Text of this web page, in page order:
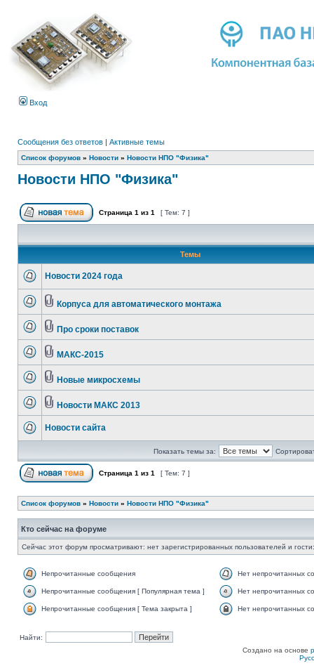
Вход
Сообщения без ответов | Активные темы
Список форумов » Новости » Новости НПО "Физика"
Новости НПО "Физика"
Страница 1 из 1 [ Тем: 7 ]
Темы
Новости 2024 года
Корпуса для автоматического монтажа
Про сроки поставок
МАКС-2015
Новые микросхемы
Новости МАКС 2013
Новости сайта
Показать темы за:
Страница 1 из 1 [ Тем: 7 ]
Список форумов » Новости » Новости НПО "Физика"
Кто сейчас на форуме
Сейчас этот форум просматривают: нет зарегистрированных пользователей и
Непрочитанные сообщения Нет непрочитанных
Непрочитанные сообщения [ Популярная тема ] Нет непрочитанных
Непрочитанные сообщения [ Тема закрыта ] Нет непрочитанных
Найти:
Создано на основе